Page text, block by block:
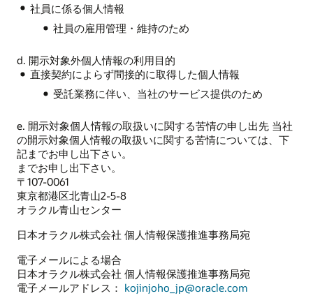
社員に係る個人情報
社員の雇用管理・維持のため
d. 開示対象外個人情報の利用目的
直接契約によらず間接的に取得した個人情報
受託業務に伴い、当社のサービス提供のため
e. 開示対象個人情報の取扱いに関する苦情の申し出先 当社
の開示対象個人情報の取扱いに関する苦情については、下
記までお申し出下さい。
までお申し出下さい。
〒107-0061
東京都港区北青山2-5-8
オラクル青山センター
日本オラクル株式会社 個人情報保護推進事務局宛
電子メールによる場合
日本オラクル株式会社 個人情報保護推進事務局宛
電子メールアドレス： kojinjoho_jp@oracle.com